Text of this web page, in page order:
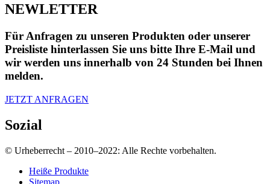
NEWLETTER
Für Anfragen zu unseren Produkten oder unserer
Preisliste hinterlassen Sie uns bitte Ihre E-Mail und
wir werden uns innerhalb von 24 Stunden bei Ihnen
melden.
JETZT ANFRAGEN
Sozial
© Urheberrecht – 2010–2022: Alle Rechte vorbehalten.
Heiße Produkte
Sitemap